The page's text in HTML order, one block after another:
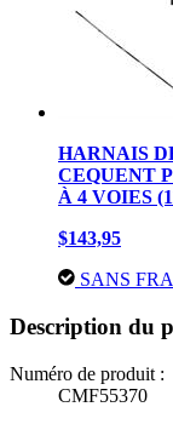
HARNAIS
CEQUENT
À 4 VOIES
$143,95
SANS
Description du
Numéro de produit :
CMF55370